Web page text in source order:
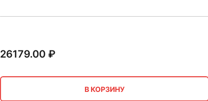
26179.00₽
В КОРЗИНУ